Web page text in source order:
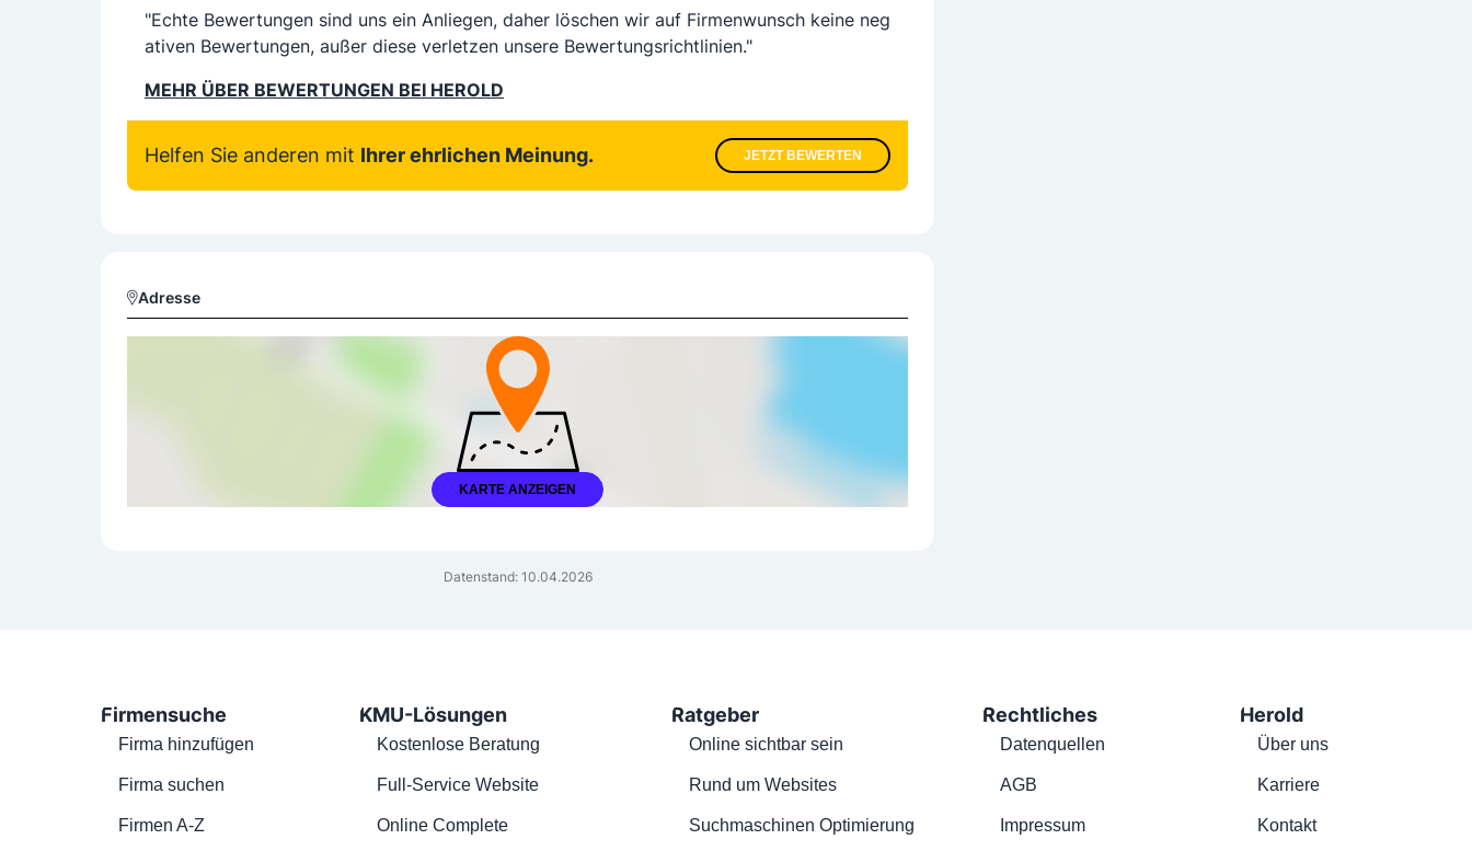
"Echte Bewertungen sind uns ein Anliegen, daher löschen wir auf Firmenwunsch keine neg
ativen Bewertungen, außer diese verletzen unsere Bewertungsrichtlinien."
MEHR ÜBER BEWERTUNGEN BEI HEROLD
Helfen Sie anderen mit Ihrer ehrlichen Meinung. JETZT BEWERTEN
Adresse
KARTE ANZEIGEN
Datenstand: 10.04.2026
Firmensuche
Firma hinzufügen
Firma suchen
Firmen A-Z
KMU-Lösungen
Kostenlose Beratung
Full-Service Website
Online Complete
Ratgeber
Online sichtbar sein
Rund um Websites
Suchmaschinen Optimierung
Rechtliches
Datenquellen
AGB
Impressum
Herold
Über uns
Karriere
Kontakt